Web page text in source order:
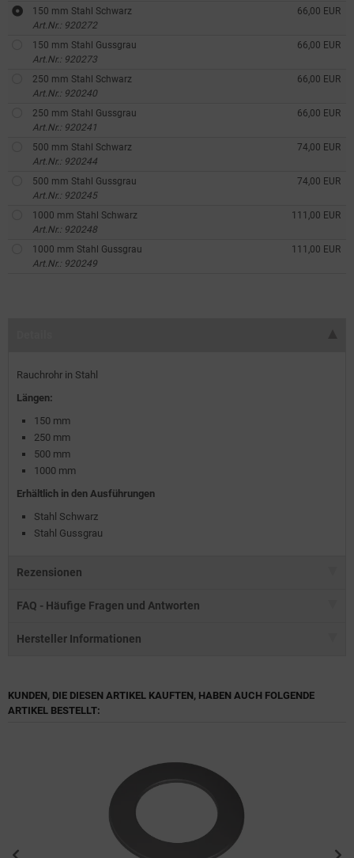
150 mm Stahl Schwarz
66,00 EUR
Art.Nr.: 920272
150 mm Stahl Gussgrau
66,00 EUR
Art.Nr.: 920273
250 mm Stahl Schwarz
66,00 EUR
Art.Nr.: 920240
250 mm Stahl Gussgrau
66,00 EUR
Art.Nr.: 920241
500 mm Stahl Schwarz
74,00 EUR
Art.Nr.: 920244
500 mm Stahl Gussgrau
74,00 EUR
Art.Nr.: 920245
1000 mm Stahl Schwarz
111,00 EUR
Art.Nr.: 920248
1000 mm Stahl Gussgrau
111,00 EUR
Art.Nr.: 920249
Rauchrohr in Stahl
Längen:
150 mm
250 mm
500 mm
1000 mm
Erhältlich in den Ausführungen
Stahl Schwarz
Stahl Gussgrau
Rezensionen
FAQ - Häufige Fragen und Antworten
Hersteller Informationen
KUNDEN, DIE DIESEN ARTIKEL KAUFTEN, HABEN AUCH FOLGENDE
ARTIKEL BESTELLT: